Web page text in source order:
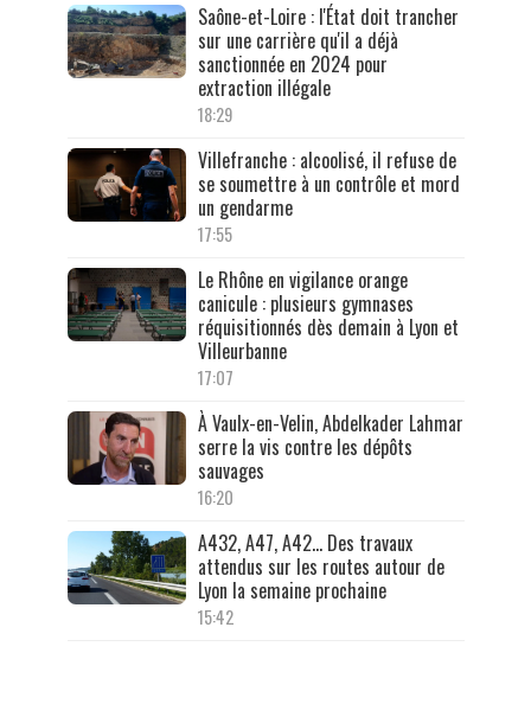
Saône-et-Loire : l'État doit trancher
sur une carrière qu'il a déjà
sanctionnée en 2024 pour
extraction illégale
18:29
Villefranche : alcoolisé, il refuse de
se soumettre à un contrôle et mord
un gendarme
17:55
Le Rhône en vigilance orange
canicule : plusieurs gymnases
réquisitionnés dès demain à Lyon et
Villeurbanne
17:07
À Vaulx-en-Velin, Abdelkader Lahmar
serre la vis contre les dépôts
sauvages
16:20
A432, A47, A42… Des travaux
attendus sur les routes autour de
Lyon la semaine prochaine
15:42